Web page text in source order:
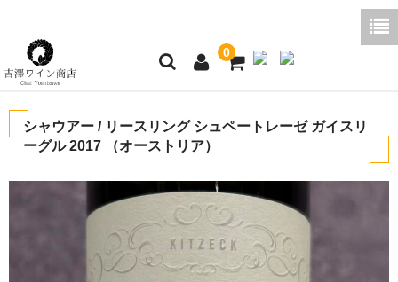
0
ご利用ガイド
シャウアー / リースリング シュペートレーゼ ガイスリ
ーグル 2017 （オーストリア）